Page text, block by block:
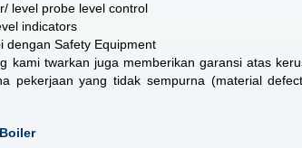
level probe level control
indicators
dengan Safety Equipment
kami twarkan juga memberikan garansi atas
pekerjaan yang tidak sempurna (material